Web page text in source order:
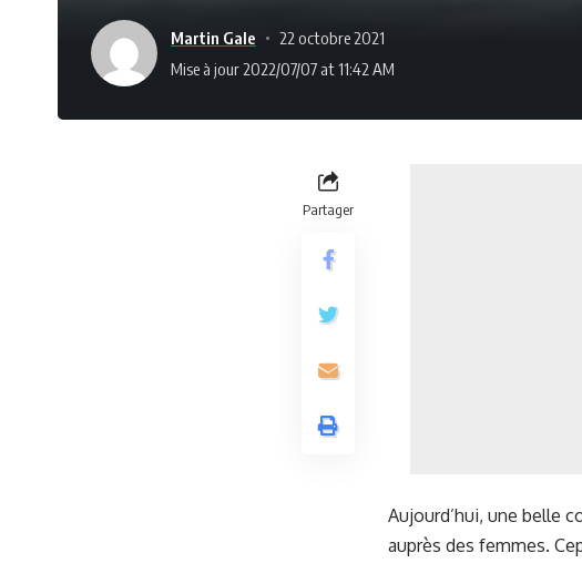
Martin Gale
22 octobre 2021
Mise à jour 2022/07/07 at 11:42 AM
Partager
Aujourd’hui, une belle
auprès des femmes.